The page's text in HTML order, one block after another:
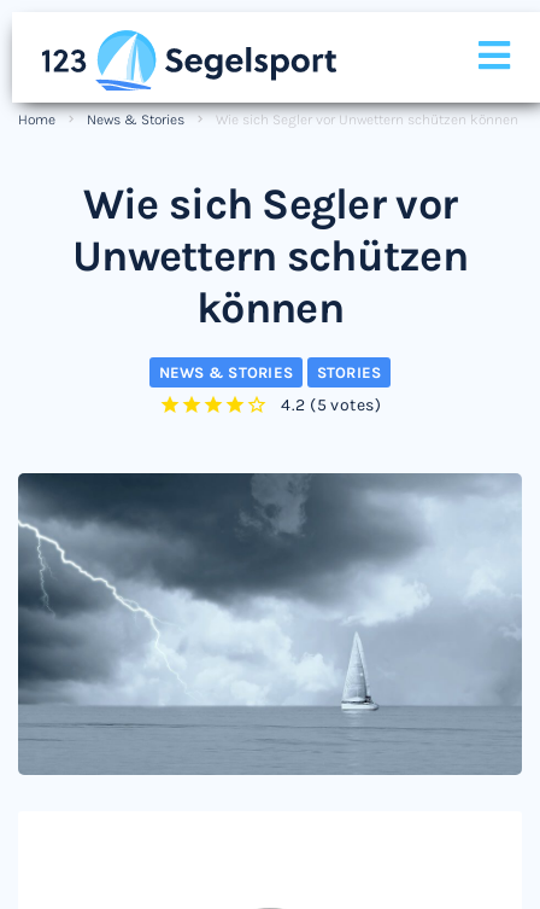
Home News & Stories Wie sich Segler vor Unwettern schützen können
Wie sich Segler vor
Unwettern schützen
können
NEWS & STORIES STORIES
4.2 (5 votes)